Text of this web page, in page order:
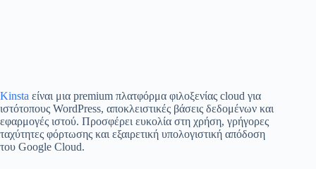
Kinsta είναι μια premium πλατφόρμα φιλοξενίας cloud για
ιστότοπους WordPress, αποκλειστικές βάσεις δεδομένων και
εφαρμογές ιστού. Προσφέρει ευκολία στη χρήση, γρήγορες
ταχύτητες φόρτωσης και εξαιρετική υπολογιστική απόδοση
του Google Cloud.